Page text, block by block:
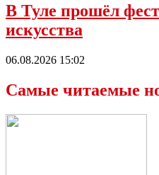
В Туле прошёл
искусства
06.08.2026 15:02
Самые читаемые